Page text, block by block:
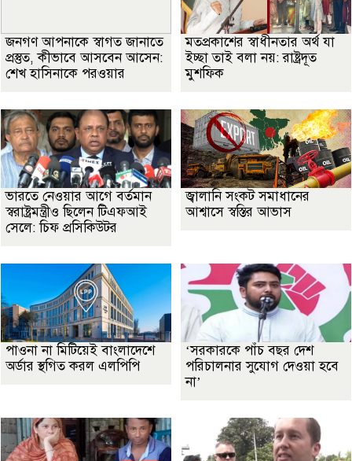
জনগণ আপনাকে স্বাগত জানাতে
প্রস্তুত, কীভাবে আসবেন আসেন:
শেখ হাসিনাকে পরওয়ার
মতপ্রকাশের স্বাধীনতার অর্থ যা
ইচ্ছা তাই বলা নয়: রাষ্ট্রদূত
মুশফিক
ভারতে নেওয়ার আগে বর্তমান
স্বরাষ্ট্রমন্ত্রীও ছিলেন টিএফআই
সেলে: চিফ প্রসিকিউটর
জ্বালানি সংকট সমাধানের
আশ্বাসে স্বস্তির আভাস
পাওনা না মিটিয়েই বাংলাদেশে
অর্ডার স্থগিত করল এলপিপি
‘সরকারকে পাঁচ বছর দেশ
পরিচালনার সুযোগ দেওয়া হবে
না’